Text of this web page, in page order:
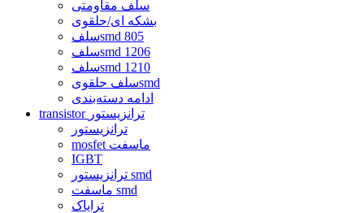
سلف مقاومتی
بشکه ای/حلقوی
سلفsmd 805
سلفsmd 1206
سلفsmd 1210
سلف حلقویsmd
ادامه دسته‌بندی
transistor ترانزیستور
ترانزیستور
mosfet ماسفت
IGBT
ترانزیستور smd
ماسفت smd
ترایاک